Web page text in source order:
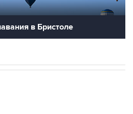
в Бристоле